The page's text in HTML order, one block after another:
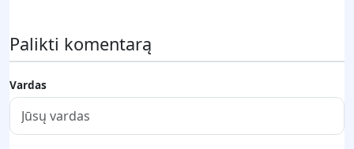
Palikti komentarą
Vardas